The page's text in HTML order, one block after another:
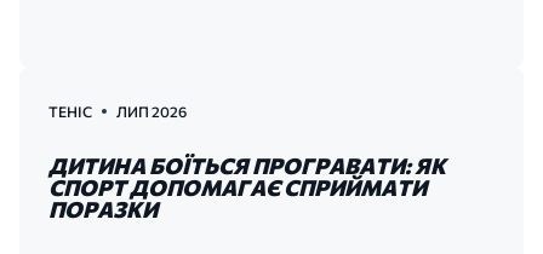
ТЕНІС ЛИП 2026
ДИТИНА БОЇТЬСЯ ПРОГРАВАТИ: ЯК
СПОРТ ДОПОМАГАЄ СПРИЙМАТИ
ПОРАЗКИ